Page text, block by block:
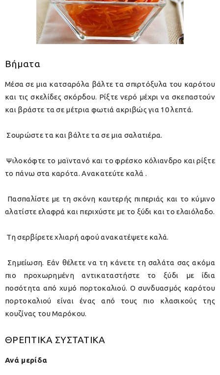
Βήματα
Μέσα σε μια κατσαρόλα βάλτε τα σπιρτόξυλα του καρότου
και τις σκελίδες σκόρδου. Ρίξτε νερό μέχρι να σκεπαστούν
και βράστε τα σε μέτρια φωτιά ακριβώς για 10 λεπτά.
Σουρώστε τα και βάλτε τα σε μια σαλατιέρα.
Ψιλοκόφτε το μαϊντανό και το φρέσκο κόλιανδρο και ρίξτε
το πάνω στα καρότα. Ανακατεύτε καλά .
Πασπαλίστε με τη σκόνη καυτερής πιπεριάς και το κύμινο
αλατίστε ελαφρά και περιχύστε με το ξύδι και το ελαιόλαδο.
Τη σερβίρετε χλιαρή αφού ανακατέψετε καλά.
Σημείωση. Εάν θέλετε να τη κάνετε τη σαλάτα σας ακόμα
πιο προχωρημένη αντικαταστήστε το ξύδι με ίδια
ποσότητα από χυμό πορτοκαλιού. Ο συνδυασμός καρότου
πορτοκαλιού είναι ένας από τους πιο κλασικούς της
κουζίνας του Μαρόκου.
ΘΡΕΠΤΙΚΑ ΣΥΣΤΑΤΙΚΑ
Ανά μερίδα